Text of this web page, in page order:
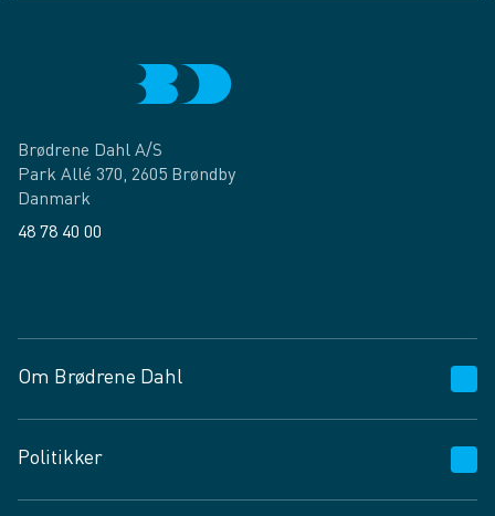
Brødrene Dahl A/S
Park Allé 370, 2605 Brøndby
Danmark
48 78 40 00
Om Brødrene Dahl
Vagttelefon 30 10 89 89
Spørgsmål og svar
Politikker